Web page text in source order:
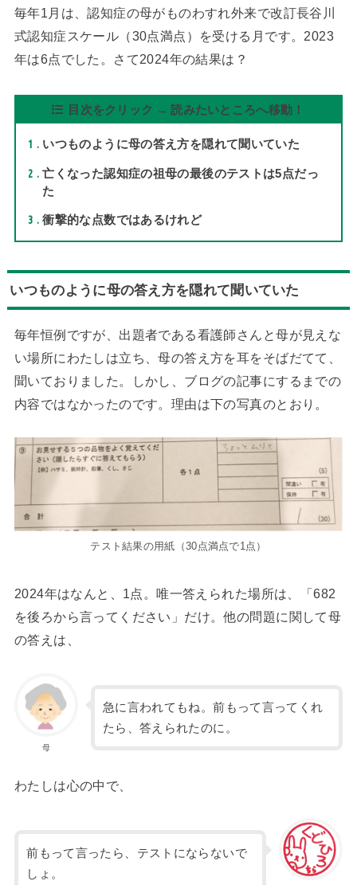
毎年1月は、認知症の母がものわすれ外来で改訂長谷川
式認知症スケール（30点満点）を受ける月です。2023
年は6点でした。さて2024年の結果は？
目次をクリック → 読みたいところへ移動！
1 いつものように母の答え方を隠れて聞いていた
2
亡くなった認知症の祖母の最後のテストは5点だっ
た
3 衝撃的な点数ではあるけれど
いつものように母の答え方を隠れて聞いていた
毎年恒例ですが、出題者である看護師さんと母が見えな
い場所にわたしは立ち、母の答え方を耳をそばだてて、
聞いておりました。しかし、ブログの記事にするまでの
内容ではなかったのです。理由は下の写真のとおり。
テスト結果の用紙（30点満点で1点）
2024年はなんと、1点。唯一答えられた場所は、「682
を後ろから言ってください」だけ。他の問題に関して母
の答えは、
母
急に言われてもね。前もって言ってくれ
たら、答えられたのに。
わたしは心の中で、
前もって言ったら、テストにならないで
しょ。